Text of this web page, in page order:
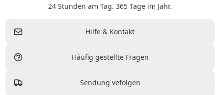
24 Stunden am Tag. 365 Tage im Jahr.
Hilfe & Kontakt
Häufig gestellte Fragen
Sendung vefolgen